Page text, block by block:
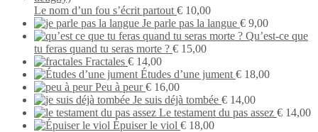
Le nom d’un fou s’écrit partout € 10,00
Je parle pas la langue € 9,00
Qu’est-ce que
tu feras quand tu seras morte ? € 15,00
Fractales € 14,00
Études d’une jument € 18,00
Peu à peur € 16,00
Je suis déjà tombée € 14,00
Le testament du pas assez € 14,00
Épuiser le viol € 18,00